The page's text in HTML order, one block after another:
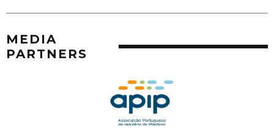
MEDIA
PARTNERS